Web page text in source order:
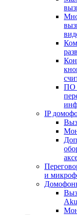
ПО
IP
и